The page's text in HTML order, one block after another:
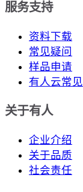
服务支持
资料下载
常见疑问
样品申请
有人云常
关于有人
企业介绍
关于品质
社会责任